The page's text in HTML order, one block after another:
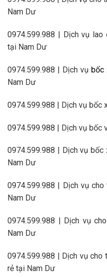
Nam Dư
0974.599.988 | Dịch vụ
tại Nam Dư
0974.599.988 | Dịch vụ bốc
Nam Dư
0974.599.988 | Dịch vụ bốc
0974.599.988 | Dịch vụ bốc
0974.599.988 | Dịch vụ
Nam Dư
0974.599.988 | Dịch vụ
Nam Dư
0974.599.988 | Dịch vụ
Nam Dư
0974.599.988 | Dịch vụ cho
rẻ tại Nam Dư